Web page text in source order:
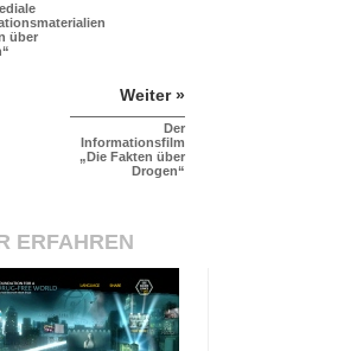
über
Weiter »
Der
Informationsfilm
„Die Fakten über
Drogen“
ERFAHREN